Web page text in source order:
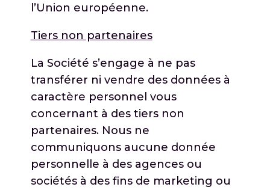
l’Union européenne.
Tiers non partenaires
La Société s’engage à ne pas
transférer ni vendre des données à
caractère personnel vous
concernant à des tiers non
partenaires. Nous ne
communiquons aucune donnée
personnelle à des agences ou
sociétés à des fins de marketing ou